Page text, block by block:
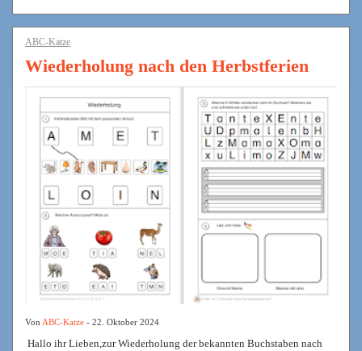
ABC-Katze
Wiederholung nach den Herbstferien
Von ABC-Katze - 22. Oktober 2024
Hallo ihr Lieben,zur Wiederholung der bekannten Buchstaben nach